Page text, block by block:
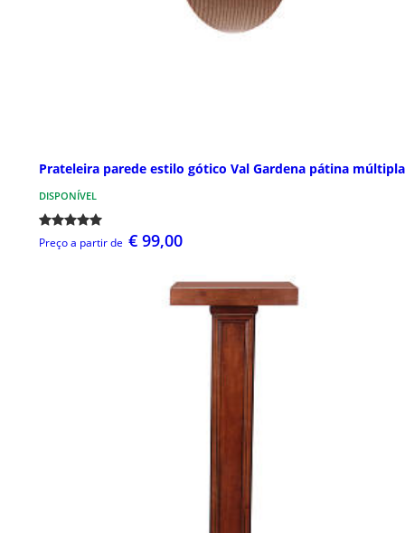
Prateleira parede estilo gótico Val Gardena pátina múltipla
DISPONÍVEL
Preço a partir de € 99,00